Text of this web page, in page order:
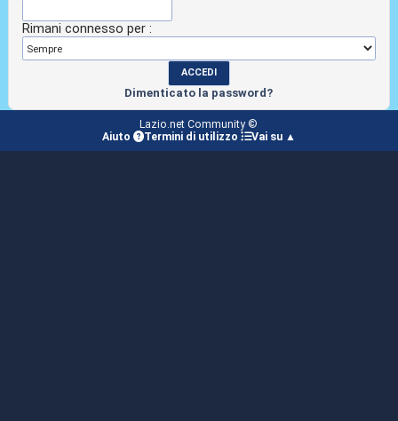
Rimani connesso per :
Dimenticato la password?
Lazio.net Community ©
Aiuto
Termini di utilizzo Vai su ▲